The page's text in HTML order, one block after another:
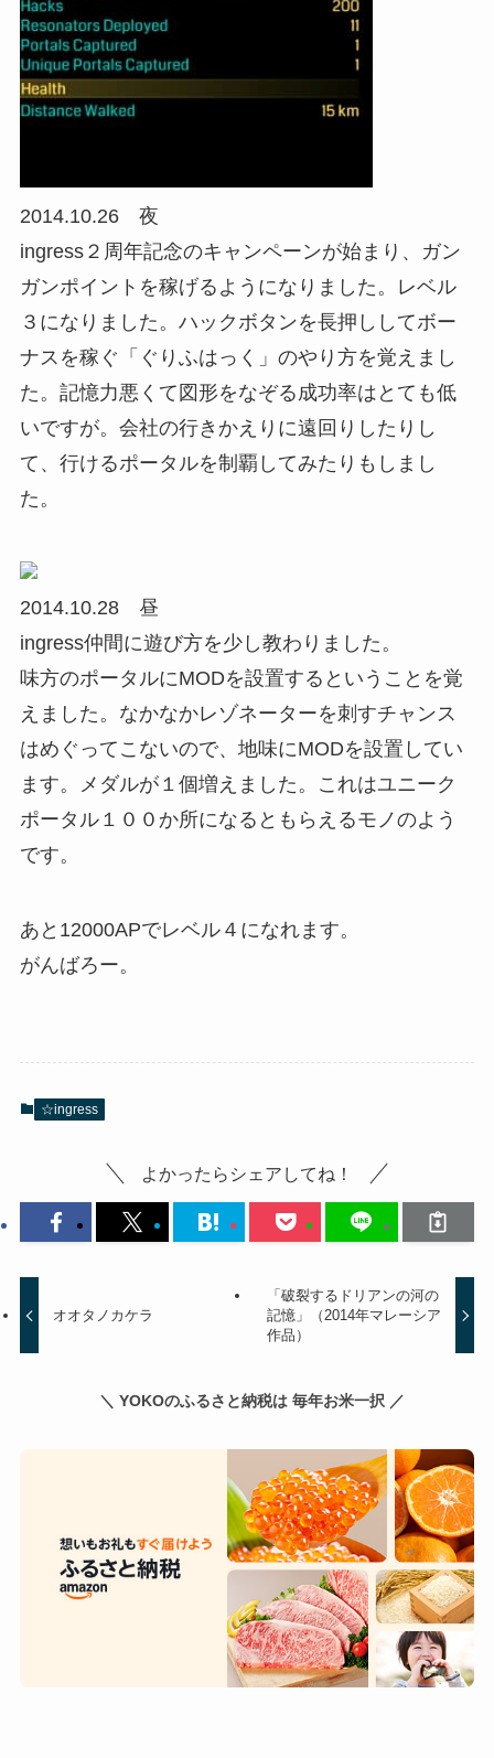
2014.10.26 夜
ingress２周年記念のキャンペーンが始まり、ガン
ガンポイントを稼げるようになりました。レベル
３になりました。ハックボタンを長押ししてボー
ナスを稼ぐ「ぐりふはっく」のやり方を覚えまし
た。記憶力悪くて図形をなぞる成功率はとても低
いですが。会社の行きかえりに遠回りしたりし
て、行けるポータルを制覇してみたりもしまし
た。
2014.10.28 昼
ingress仲間に遊び方を少し教わりました。
味方のポータルにMODを設置するということを覚
えました。なかなかレゾネーターを刺すチャンス
はめぐってこないので、地味にMODを設置してい
ます。メダルが１個増えました。これはユニーク
ポータル１００か所になるともらえるモノのよう
です。
あと12000APでレベル４になれます。
がんばろー。
☆ingress
よかったらシェアしてね！
オオタノカケラ
「破裂するドリアンの河の
記憶」（2014年マレーシア
作品）
＼ YOKOのふるさと納税は 毎年お米一択 ／